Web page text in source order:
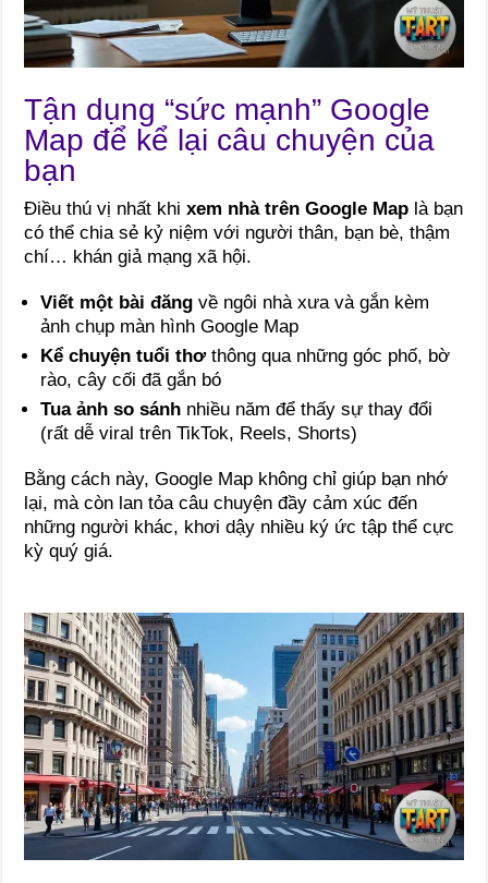
Tận dụng “sức mạnh” Google
Map để kể lại câu chuyện của
bạn
Điều thú vị nhất khixem nhà trên Google Map là bạn
có thể chia sẻ kỷ niệm với người thân, bạn bè, thậm
chí… khán giả mạng xã hội.
Viết một bài đăng về ngôi nhà xưa và gắn kèm
ảnh chụp màn hình Google Map
Kể chuyện tuổi thơthông qua những góc phố, bờ
rào, cây cối đã gắn bó
Tua ảnh so sánh nhiều năm để thấy sự thay đổi
(rất dễ viral trên TikTok, Reels, Shorts)
Bằng cách này, Google Map không chỉ giúp bạn nhớ
lại, mà còn lan tỏa câu chuyện đầy cảm xúc đến
những người khác, khơi dậy nhiều ký ức tập thể cực
kỳ quý giá.